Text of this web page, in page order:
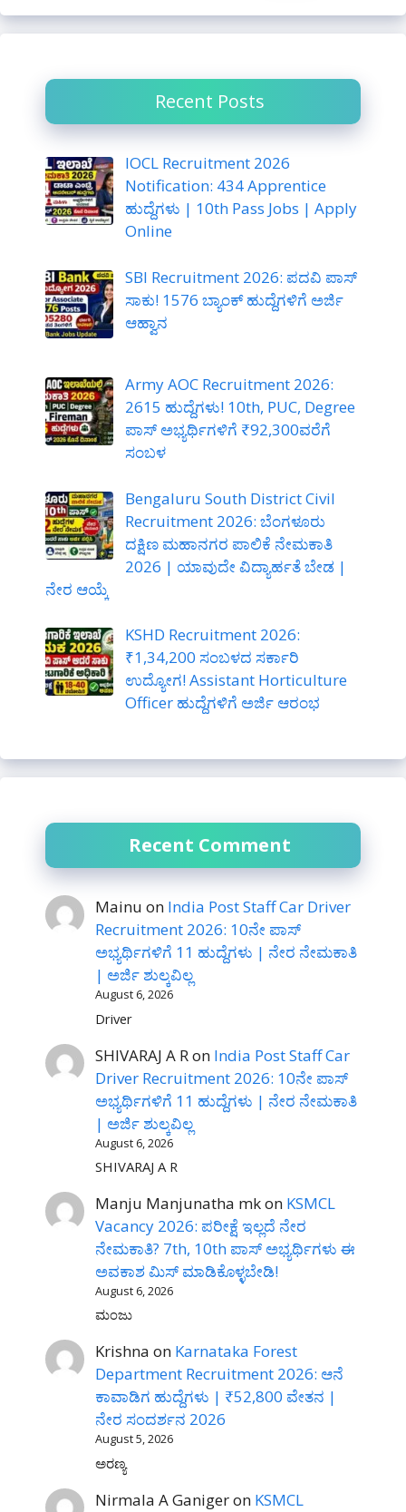
c
Recent Posts
IOCL Recruitment 2026
Notification: 434 Apprentice
ಹುದ್ದೆಗಳು | 10th Pass Jobs | Apply
Online
SBI Recruitment 2026: ಪದವಿ ಪಾಸ್
ಸಾಕು! 1576 ಬ್ಯಾಂಕ್ ಹುದ್ದೆಗಳಿಗೆ ಅರ್ಜಿ
ಆಹ್ವಾನ
Army AOC Recruitment 2026:
2615 ಹುದ್ದೆಗಳು! 10th, PUC, Degree
ಪಾಸ್ ಅಭ್ಯರ್ಥಿಗಳಿಗೆ ₹92,300ವರೆಗೆ
ಸಂಬಳ
Bengaluru South District Civil
Recruitment 2026: ಬೆಂಗಳೂರು
ದಕ್ಷಿಣ ಮಹಾನಗರ ಪಾಲಿಕೆ ನೇಮಕಾತಿ
2026 | ಯಾವುದೇ ವಿದ್ಯಾರ್ಹತೆ ಬೇಡ |
ನೇರ ಆಯ್ಕೆ
KSHD Recruitment 2026:
₹1,34,200 ಸಂಬಳದ ಸರ್ಕಾರಿ
ಉದ್ಯೋಗ! Assistant Horticulture
Officer ಹುದ್ದೆಗಳಿಗೆ ಅರ್ಜಿ ಆರಂಭ
Recent Comment
Mainu on India Post Staff Car Driver
Recruitment 2026: 10ನೇ ಪಾಸ್
ಅಭ್ಯರ್ಥಿಗಳಿಗೆ 11 ಹುದ್ದೆಗಳು | ನೇರ ನೇಮಕಾತಿ
| ಅರ್ಜಿ ಶುಲ್ಕವಿಲ್ಲ
August 6, 2026
Driver
SHIVARAJ A Ron India Post Staff Car
Driver Recruitment 2026: 10ನೇ ಪಾಸ್
ಅಭ್ಯರ್ಥಿಗಳಿಗೆ 11 ಹುದ್ದೆಗಳು | ನೇರ ನೇಮಕಾತಿ
| ಅರ್ಜಿ ಶುಲ್ಕವಿಲ್ಲ
August 6, 2026
SHIVARAJ A R
Manju Manjunatha mkon KSMCL
Vacancy 2026: ಪರೀಕ್ಷೆ ಇಲ್ಲದೆ ನೇರ
ನೇಮಕಾತಿ? 7th, 10th ಪಾಸ್ ಅಭ್ಯರ್ಥಿಗಳು ಈ
ಅವಕಾಶ ಮಿಸ್ ಮಾಡಿಕೊಳ್ಳಬೇಡಿ!
August 6, 2026
ಮಂಜು
Krishna on Karnataka Forest
Department Recruitment 2026: ಆನೆ
ಕಾವಾಡಿಗ ಹುದ್ದೆಗಳು | ₹52,800 ವೇತನ |
ನೇರ ಸಂದರ್ಶನ 2026
August 5, 2026
ಅರಣ್ಯ
Nirmala A Ganigeron KSMCL